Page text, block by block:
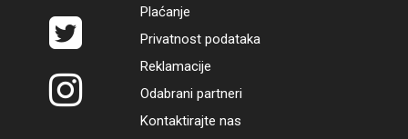
Plaćanje
Privatnost podataka
Reklamacije
Odabrani partneri
Kontaktirajte nas